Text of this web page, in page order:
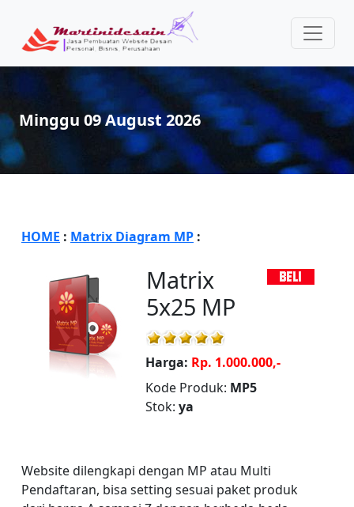
Minggu 09 August 2026
HOME : Matrix Diagram MP :
Matrix
5x25 MP
Harga: Rp. 1.000.000,-
Kode Produk: MP5
Stok: ya
Website dilengkapi dengan MP atau Multi
Pendaftaran, bisa setting sesuai paket produk